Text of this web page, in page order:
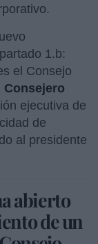
1.b:
el Consejo
Consejero
ejecutiva de
de
al presidente
abierto
de un